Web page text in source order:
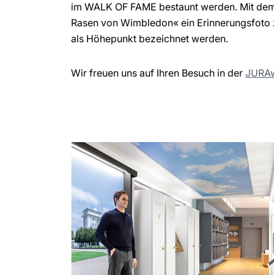
im WALK OF FAME bestaunt werden. Mit
Rasen von Wimbledon« ein
als Höhepunkt bezeichnet werden.
Wir freuen uns auf Ihren Besuch in der